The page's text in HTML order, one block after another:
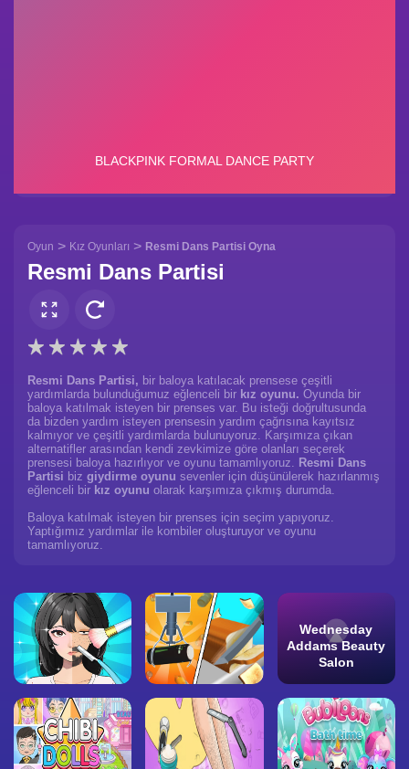
Oyun > Kız Oyunları > Resmi Dans Partisi Oyna
Resmi Dans Partisi
Resmi Dans Partisi, bir baloya katılacak prensese çeşitli
yardımlarda bulunduğumuz eğlenceli bir kız oyunu. Oyunda bir
baloya katılmak isteyen bir prenses var. Bu isteği doğrultusunda
da bizden yardım isteyen prensesin yardım çağrısına kayıtsız
kalmıyor ve çeşitli yardımlarda bulunuyoruz. Karşımıza çıkan
alternatifler arasından kendi zevkimize göre olanları seçerek
prensesi baloya hazırlıyor ve oyunu tamamlıyoruz. Resmi Dans
Partisi biz giydirme oyunu sevenler için düşünülerek hazırlanmış
eğlenceli bir kız oyunu olarak karşımıza çıkmış durumda.
Baloya katılmak isteyen bir prenses için seçim yapıyoruz.
Yaptığımız yardımlar ile kombiler oluşturuyor ve oyunu
tamamlıyoruz.
Wednesday
Addams Beauty
Salon